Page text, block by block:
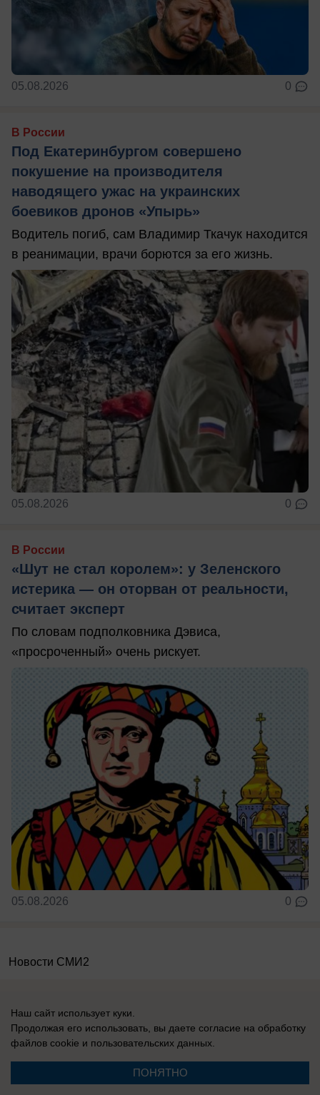
05.08.2026 0
В России
Под Екатеринбургом совершено
покушение на производителя
наводящего ужас на украинских
боевиков дронов «Упырь»
Водитель погиб, сам Владимир Ткачук находится
в реанимации, врачи борются за его жизнь.
05.08.2026 0
В России
«Шут не стал королем»: у Зеленского
истерика — он оторван от реальности,
считает эксперт
По словам подполковника Дэвиса,
«просроченный» очень рискует.
05.08.2026 0
Новости СМИ2
Наш сайт использует куки.
Продолжая его использовать, вы даете согласие на обработку
файлов cookie и пользовательских данных.
ПОНЯТНО